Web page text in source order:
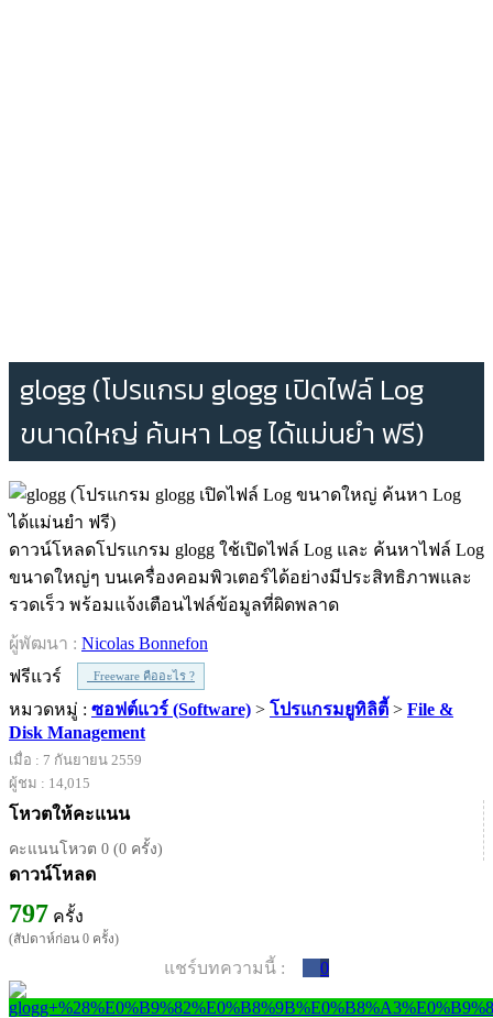
glogg (โปรแกรม glogg เปิดไฟล์ Log
ขนาดใหญ่ ค้นหา Log ได้แม่นยำ ฟรี)
ดาวน์โหลดโปรแกรม glogg ใช้เปิดไฟล์ Log และ ค้นหาไฟล์ Log
ขนาดใหญ่ๆ บนเครื่องคอมพิวเตอร์ได้อย่างมีประสิทธิภาพและ
รวดเร็ว พร้อมแจ้งเตือนไฟล์ข้อมูลที่ผิดพลาด
ผู้พัฒนา : Nicolas Bonnefon
ฟรีแวร์
Freeware คืออะไร ?
หมวดหมู่ : ซอฟต์แวร์ (Software) > โปรแกรมยูทิลิตี้ > File &
Disk Management
เมื่อ : 7 กันยายน 2559
ผู้ชม : 14,015
โหวตให้คะแนน
คะแนนโหวต 0 (0 ครั้ง)
ดาวน์โหลด
797 ครั้ง
(สัปดาห์ก่อน 0 ครั้ง)
แชร์บทความนี้ : 0